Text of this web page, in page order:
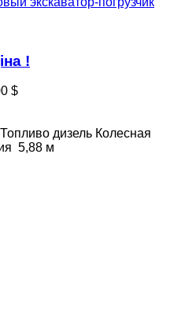
!
$
Топливо дизель Колесная
5,88 м